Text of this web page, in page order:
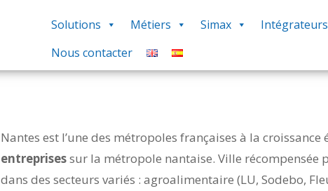
Solutions Métiers Simax Intégrateurs
Nous contacter
Nantes est l’une des métropoles françaises à la
entreprisessur la métropole nantaise. Ville récompensée
dans des secteurs variés : agroalimentaire (LU, Sodebo,